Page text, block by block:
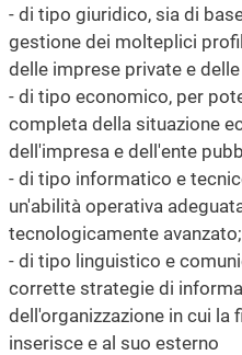
- di tipo giuridico, sia di
gestione dei molteplici
delle imprese private e
- di tipo economico, per
completa della situazione
dell'impresa e dell'ente
- di tipo informatico e
un'abilità operativa
tecnologicamente avanzato;
- di tipo linguistico e
corrette strategie di
dell'organizzazione in cui la
inserisce e al suo esterno